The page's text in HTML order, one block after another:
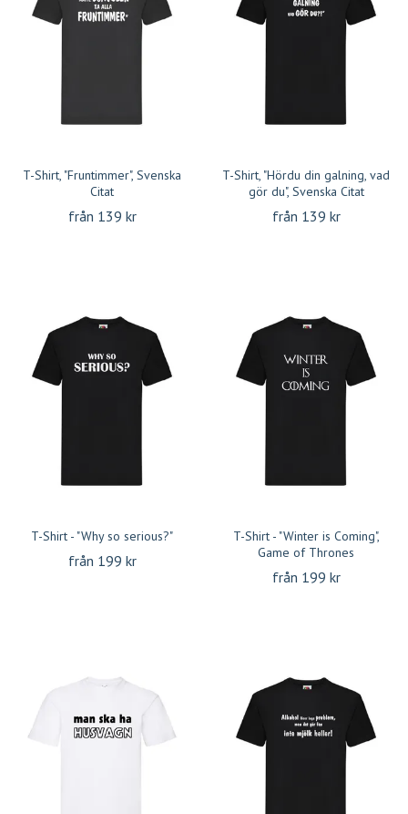
T-Shirt, "Fruntimmer", Svenska
Citat
från 139 kr
T-Shirt, "Hördu din galning, vad
gör du", Svenska Citat
från 139 kr
T-Shirt - "Why so serious?"
från 199 kr
T-Shirt - "Winter is Coming",
Game of Thrones
från 199 kr